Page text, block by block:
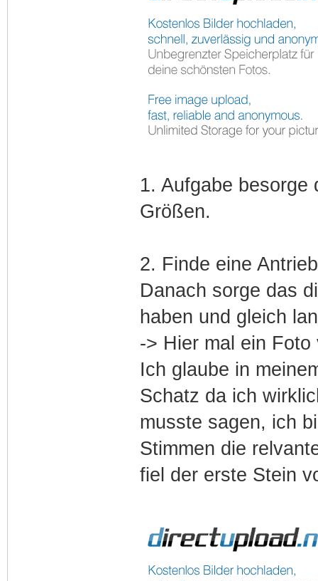
1. Aufgabe besorge
Größen.
2. Finde eine
Danach sorge das
haben und gleich
-> Hier mal ein
Ich glaube in
Schatz da ich
musste sagen, ich
Stimmen die
fiel der erste Stein